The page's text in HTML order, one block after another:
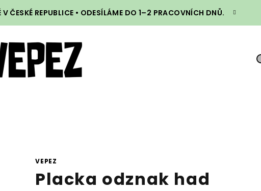
ČESKÉ REPUBLICE • ODESÍLÁME DO 1–2 PRACOVNÍCH DNŮ.
VEPEZ
Placka odznak had